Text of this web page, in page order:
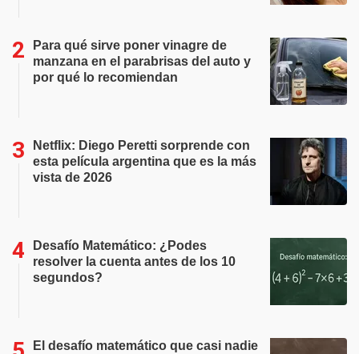
Para qué sirve poner vinagre de
manzana en el parabrisas del auto y
por qué lo recomiendan
Netflix: Diego Peretti sorprende con
esta película argentina que es la más
vista de 2026
Desafío Matemático: ¿Podes
resolver la cuenta antes de los 10
segundos?
El desafío matemático que casi nadie